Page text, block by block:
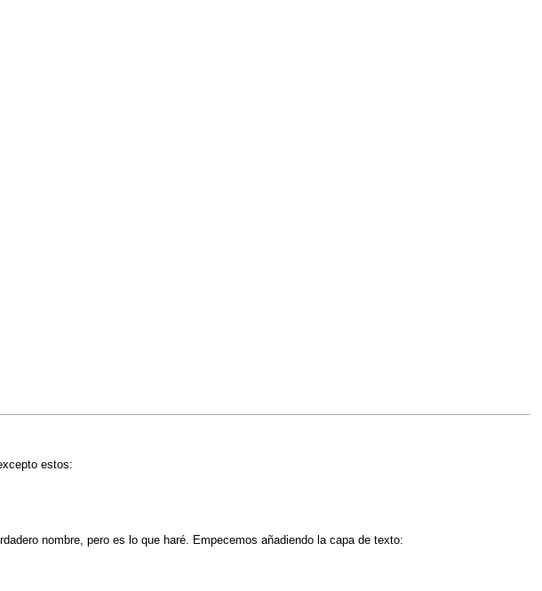
estos:
nombre, pero es lo que haré. Empecemos añadiendo la capa de texto: